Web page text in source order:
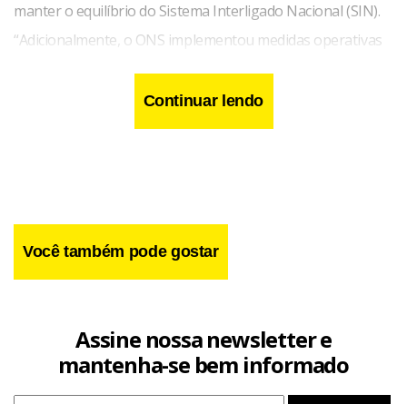
manter o equilíbrio do Sistema Interligado Nacional (SIN).
“Adicionalmente, o ONS implementou medidas operativas
complementares para redução da geração no SIN. Em
tempo real, o ONS manteve os agentes atualizados e
coordenou as ações no SIN, realizando a gestão dos
Continuar lendo
Você também pode gostar
Assine nossa newsletter e
mantenha-se bem informado